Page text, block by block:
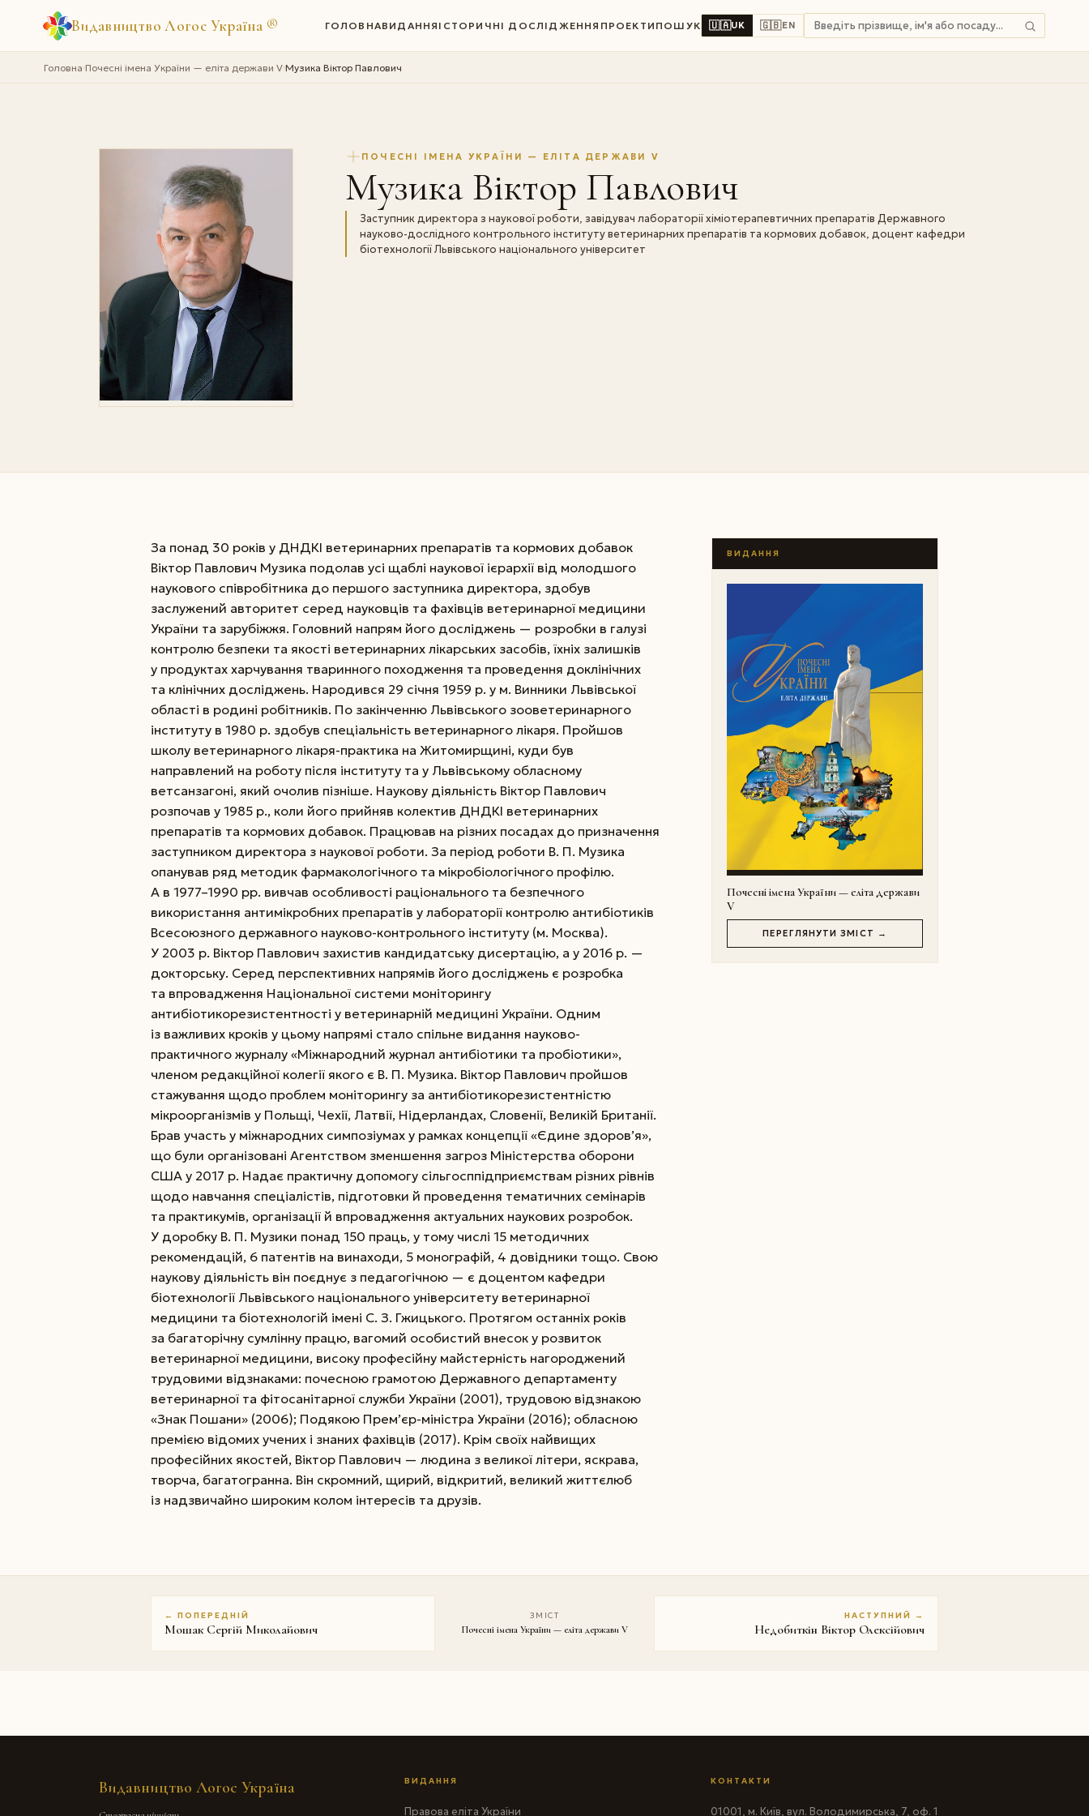
Видавництво Логос Україна ® ГОЛОВНАВИДАННЯ ІСТОРИЧНІ ДОСЛІДЖЕННЯ ПРОЕКТИ ПОШУК 🇺🇦UK 🇬🇧EN
Головна›Почесні імена України — еліта держави V›Музика Віктор Павлович
ПОЧЕСНІ ІМЕНА УКРАЇНИ — ЕЛІТА ДЕРЖАВИ V
Музика Віктор Павлович
Заступник директора з наукової роботи, завідувач лабораторії хіміотерапевтичних препаратів Державного
науково-дослідного контрольного інституту ветеринарних препаратів та кормових добавок, доцент кафедри
біотехнології Львівського національного університет
За понад 30 років у ДНДКІ ветеринарних препаратів та кормових добавок
Віктор Павлович Музика подолав усі щаблі наукової ієрархії від молодшого
наукового співробітника до першого заступника директора, здобув
заслужений авторитет серед науковців та фахівців ветеринарної медицини
України та зарубіжжя. Головний напрям його досліджень — розробки в галузі
контролю безпеки та якості ветеринарних лікарських засобів, їхніх залишків
у продуктах харчування тваринного походження та проведення доклінічних
та клінічних досліджень. Народився 29 січня 1959 р. у м. Винники Львівської
області в родині робітників. По закінчен­ню Львівського зооветеринарного
інституту в 1980 р. здобув спеціальність ветеринарного лікаря. Пройшов
школу ветеринарного лікаря-практика на Житомирщині, куди був
направлений на роботу після інституту та у Львівському обласному
ветсанзагоні, який очолив пізніше. Наукову діяльність Віктор Павлович
розпочав у 1985 р., коли його прийняв колектив ДНДКІ ветеринарних
препаратів та кормових добавок. Працював на різних посадах до призначення
заступником директора з наукової роботи. За період роботи В. П. Музика
опанував ряд методик фармакологічного та мікробіологічного профілю.
А в 1977–1990 рр. вивчав особливості раціонального та безпечного
використання антимікробних препаратів у лабораторії контролю антибіотиків
Всесоюзного державного науково-контрольного інституту (м. Москва).
У 2003 р. Віктор Павлович захистив кандидатську дисертацію, а у 2016 р. —
докторську. Серед перспективних напрямів його досліджень є розробка
та впровадження Національної системи моніторингу
антибіотикорезистентності у ветеринарній медицині України. Одним
із важливих кроків у цьому напрямі стало спільне видання науково-
практичного журналу «Міжнародний журнал антибіотики та пробіотики»,
членом редакційної колегії якого є В. П. Музика. Віктор Павлович пройшов
стажування щодо проблем моніторингу за антибіотикорезистентністю
мікроорганізмів у Польщі, Чехії, Латвії, Нідерландах, Словенії, Великій Британії.
Брав участь у міжнародних симпозіумах у рамках концепції «Єдине здоров’я»,
що були організовані Агентством зменшення загроз Міністерства оборони
США у 2017 р. Надає практичну допомогу сільгосппідприємствам різних рівнів
щодо навчання спеціалістів, підготовки й проведення тематичних семінарів
та практикумів, організації й впровадження актуальних наукових розробок.
У доробку В. П. Музики понад 150 праць, у тому числі 15 методичних
рекомендацій, 6 патентів на винаходи, 5 монографій, 4 довідники тощо. Свою
наукову діяльність він поєднує з педагогічною — є доцентом кафедри
біотехнології Львівського національного університету ветеринарної
медицини та біотехнологій імені С. З. Гжицького. Протягом останніх років
за багаторічну сумлінну працю, вагомий особистий внесок у розвиток
ветеринарної медицини, високу професійну майстерність нагороджений
трудовими відзнаками: почесною грамотою Державного департаменту
ветеринарної та фітосанітарної служби України (2001), трудовою відзнакою
«Знак Пошани» (2006); Подякою Прем’єр-міністра України (2016); обласною
премією відомих учених і знаних фахівців (2017). Крім своїх найвищих
професійних якостей, Віктор Павлович — людина з великої літери, яскрава,
творча, багатогранна. Він скромний, щирий, відкритий, великий життєлюб
із надзвичайно широким колом інтересів та друзів.
ВИДАННЯ
Почесні імена України — еліта держави
V
ПЕРЕГЛЯНУТИ ЗМІСТ →
← ПОПЕРЕДНІЙ
Мошак Сергій Миколайович
ЗМІСТ
Почесні імена України — еліта держави V
НАСТУПНИЙ →
Недобиткін Віктор Олексійович
Видавництво Логос Україна ВИДАННЯ
Правова еліта України
КОНТАКТИ
01001, м. Київ, вул. Володимирська, 7, оф. 1